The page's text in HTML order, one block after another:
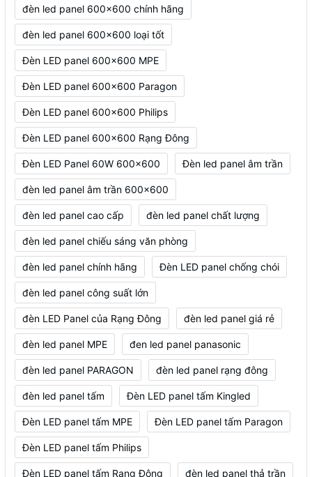
đèn led panel 600x600 chính hãng
đèn led panel 600x600 loại tốt
Đèn LED panel 600x600 MPE
Đèn LED panel 600x600 Paragon
Đèn LED panel 600x600 Philips
Đèn LED panel 600x600 Rạng Đông
Đèn LED Panel 60W 600x600 Đèn led panel âm trần
đèn led panel âm trần 600x600
đèn led panel cao cấp đèn led panel chất lượng
đèn led panel chiếu sáng văn phòng
đèn led panel chính hãng Đèn LED panel chống chói
đèn led panel công suất lớn
đèn LED Panel của Rạng Đông đèn led panel giá rẻ
đèn led panel MPE đen led panel panasonic
đèn led panel PARAGON đèn led panel rạng đông
đèn led panel tấm Đèn LED panel tấm Kingled
Đèn LED panel tấm MPE Đèn LED panel tấm Paragon
Đèn LED panel tấm Philips
Đèn LED panel tấm Rạng Đông đèn led panel thả trần